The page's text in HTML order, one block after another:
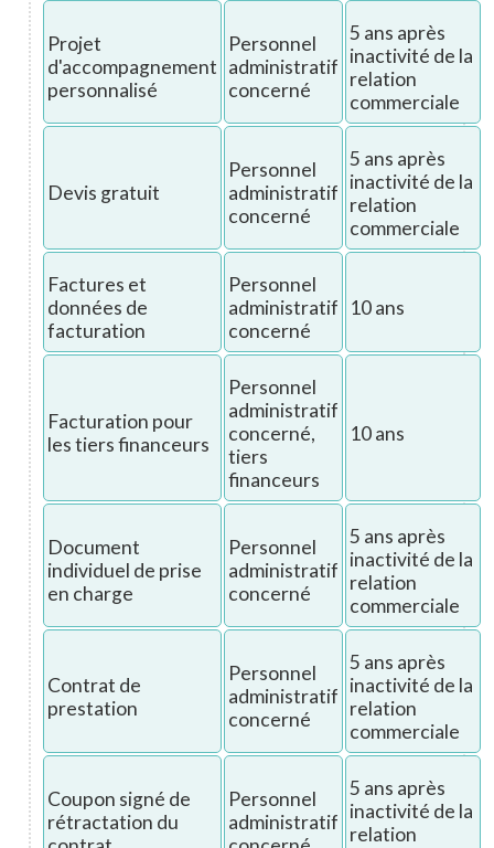
Projet
d'accompagnement
personnalisé
Personnel
administratif
concerné
5 ans après
inactivité de la
relation
commerciale
Devis gratuit
Personnel
administratif
concerné
5 ans après
inactivité de la
relation
commerciale
Factures et
données de
facturation
Personnel
administratif
concerné
10 ans
Facturation pour
les tiers financeurs
Personnel
administratif
concerné,
tiers
financeurs
10 ans
Document
individuel de prise
en charge
Personnel
administratif
concerné
5 ans après
inactivité de la
relation
commerciale
Contrat de
prestation
Personnel
administratif
concerné
5 ans après
inactivité de la
relation
commerciale
Coupon signé de
rétractation du
Personnel
administratif
5 ans après
inactivité de la
relation